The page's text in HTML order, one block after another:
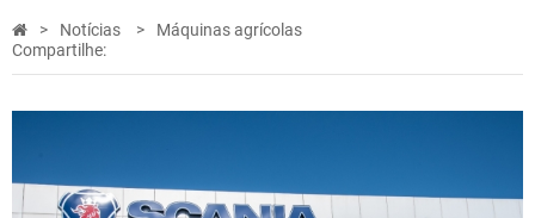
Notícias
Máquinas agrícolas
Compartilhe: